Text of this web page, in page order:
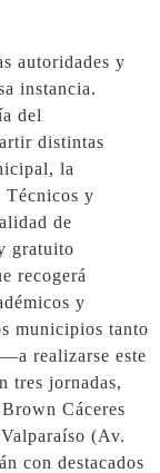
autoridades y
instancia.
del
distintas
la
Técnicos y
de
gratuito
recogerá
y
municipios tanto
realizarse este
tres jornadas,
Cáceres
(Av.
con destacados